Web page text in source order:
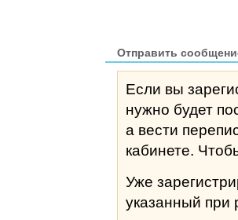
Отправить
Если вы
нужно будет
а вести
Уже
указанный при